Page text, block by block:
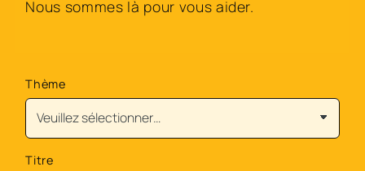
Nous sommes là pour vous aider.
Thème
Titre